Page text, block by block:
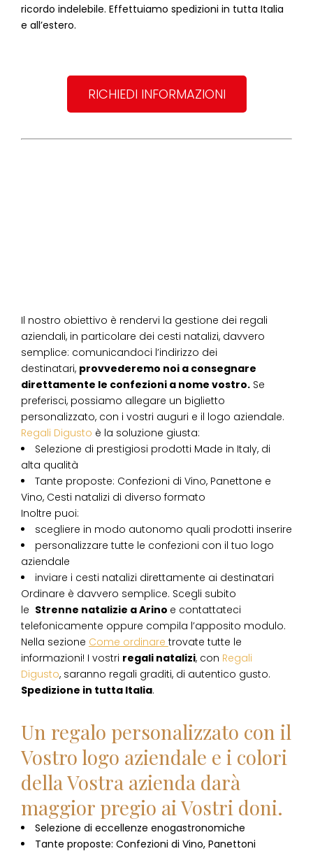
ricordo indelebile. Effettuiamo spedizioni in tutta Italia
e all’estero.
RICHIEDI INFORMAZIONI
Il nostro obiettivo è rendervi la gestione dei regali
aziendali, in particolare dei cesti natalizi, davvero
semplice: comunicandoci l’indirizzo dei
destinatari, provvederemo noi a consegnare
direttamente le confezioni a nome vostro. Se
preferisci, possiamo allegare un biglietto
personalizzato, con i vostri auguri e il logo aziendale.
Regali Digusto è la soluzione giusta:
Selezione di prestigiosi prodotti Made in Italy, di
alta qualità
Tante proposte: Confezioni di Vino, Panettone e
Vino, Cesti natalizi di diverso formato
Inoltre puoi:
scegliere in modo autonomo quali prodotti inserire
personalizzare tutte le confezioni con il tuo logo
aziendale
inviare i cesti natalizi direttamente ai destinatari
Ordinare è davvero semplice. Scegli subito
le Strenne natalizie aArino e contattateci
telefonicamente oppure compila l’apposito modulo.
Nella sezione Come ordinare trovate tutte le
informazioni! I vostri regali natalizi, con Regali
Digusto, saranno regali graditi, di autentico gusto.
Spedizione in tutta Italia.
Un regalo personalizzato con il
Vostro logo aziendale e i colori
della Vostra azienda darà
maggior pregio ai Vostri doni.
Selezione di eccellenze enogastronomiche
Tante proposte: Confezioni di Vino, Panettoni